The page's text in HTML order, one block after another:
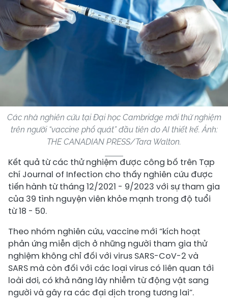
Các nhà nghiên cứu tại Đại học Cambridge mới thử nghiệm
trên người “vaccine phổ quát” đầu tiên do AI thiết kế. Ảnh:
THE CANADIAN PRESS/Tara Walton.
Kết quả từ các thử nghiệm được công bố trên Tạp
chí Journal of Infection cho thấy nghiên cứu được
tiến hành từ tháng 12/2021 - 9/2023 với sự tham gia
của 39 tình nguyện viên khỏe mạnh trong độ tuổi
từ 18 - 50.
Theo nhóm nghiên cứu, vaccine mới “kích hoạt
phản ứng miễn dịch ở những người tham gia thử
nghiệm không chỉ đối với virus SARS-CoV-2 và
SARS mà còn đối với các loại virus có liên quan tới
loài dơi, có khả năng lây nhiễm từ động vật sang
người và gây ra các đại dịch trong tương lai”.